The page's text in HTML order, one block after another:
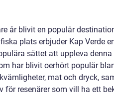
år blivit en populär
plats erbjuder Kap Verde
sättet att uppleva
har blivit oerhört populär
mat och dryck,
för resenärer som vill ha ett